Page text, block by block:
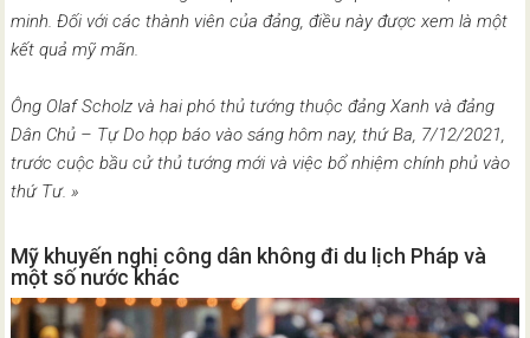
minh. Đối với các thành viên của đảng, điều này được xem là một
kết quả mỹ mãn.
Ông Olaf Scholz và hai phó thủ tướng thuộc đảng Xanh và đảng
Dân Chủ – Tự Do họp báo vào sáng hôm nay, thứ Ba, 7/12/2021,
trước cuộc bầu cử thủ tướng mới và việc bổ nhiệm chính phủ vào
thứ Tư. »
Mỹ khuyến nghị công dân không đi du lịch Pháp và
một số nước khác